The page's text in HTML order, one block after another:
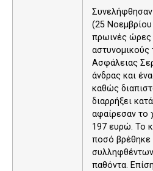
(25
πρωινές ώρες
αστυνομικούς
Ασφάλειας
άνδρας και
καθώς
διαρρήξει
αφαίρεσαν το
197 ευρώ. Το
ποσό βρέθηκε
παθόντα.